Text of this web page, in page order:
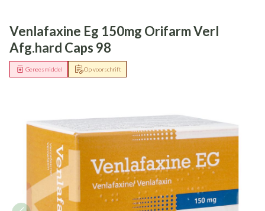
Venlafaxine Eg 150mg Orifarm Verl
Afg.hard Caps 98
Op voorschrift
Geneesmiddel